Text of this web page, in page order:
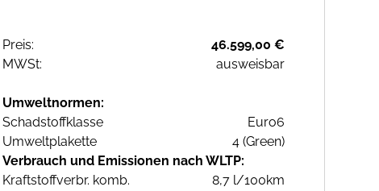
Preis:
46.599,00 €
MWSt:
ausweisbar
Umweltnormen:
Schadstoffklasse
Euro6
Umweltplakette
4 (Green)
Verbrauch und Emissionen nach WLTP:
Kraftstoffverbr. komb.
8,7 l/100km